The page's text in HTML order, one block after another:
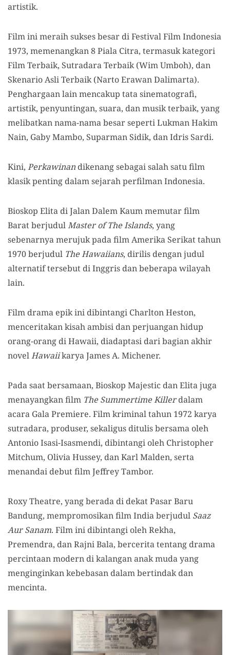
artistik.
Film ini meraih sukses besar di Festival Film Indonesia
1973, memenangkan 8 Piala Citra, termasuk kategori
Film Terbaik, Sutradara Terbaik (Wim Umboh), dan
Skenario Asli Terbaik (Narto Erawan Dalimarta).
Penghargaan lain mencakup tata sinematografi,
artistik, penyuntingan, suara, dan musik terbaik, yang
melibatkan nama-nama besar seperti Lukman Hakim
Nain, Gaby Mambo, Suparman Sidik, dan Idris Sardi.
Kini, Perkawinan dikenang sebagai salah satu film
klasik penting dalam sejarah perfilman Indonesia.
Bioskop Elita di Jalan Dalem Kaum memutar film
Barat berjudulMaster of The Islands, yang
sebenarnya merujuk pada film Amerika Serikat tahun
1970 berjudul The Hawaiians, dirilis dengan judul
alternatif tersebut di Inggris dan beberapa wilayah
lain.
Film drama epik ini dibintangi Charlton Heston,
menceritakan kisah ambisi dan perjuangan hidup
orang-orang di Hawaii, diadaptasi dari bagian akhir
novelHawaiikarya James A. Michener.
Pada saat bersamaan, Bioskop Majestic dan Elita juga
menayangkan film The Summertime Killerdalam
acara Gala Premiere. Film kriminal tahun 1972 karya
sutradara, produser, sekaligus ditulis bersama oleh
Antonio Isasi-Isasmendi, dibintangi oleh Christopher
Mitchum, Olivia Hussey, dan Karl Malden, serta
menandai debut film Jeffrey Tambor.
Roxy Theatre, yang berada di dekat Pasar Baru
Bandung, mempromosikan film India berjudul Saaz
Aur Sanam. Film ini dibintangi oleh Rekha,
Premendra, dan Rajni Bala, bercerita tentang drama
percintaan modern di kalangan anak muda yang
menginginkan kebebasan dalam bertindak dan
mencinta.